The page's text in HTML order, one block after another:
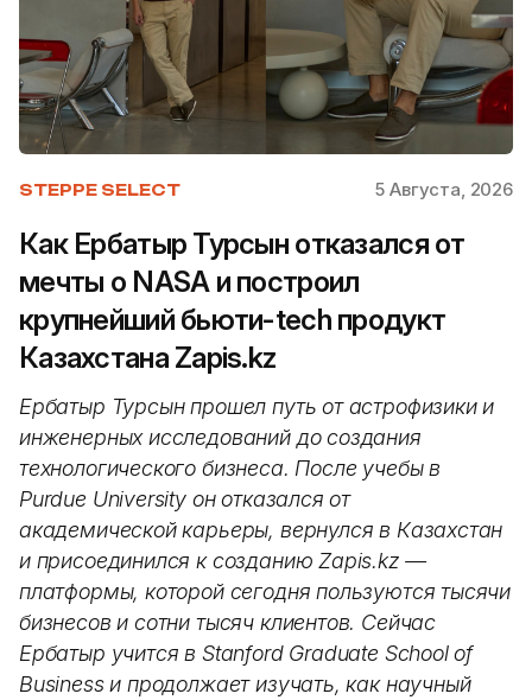
STEPPE SELECT 5 Августа, 2026
Как Ербатыр Турсын отказался от
мечты о NASA и построил
крупнейший бьюти-tech продукт
Казахстана Zapis.kz
Ербатыр Турсын прошел путь от астрофизики и
инженерных исследований до создания
технологического бизнеса. После учебы в
Purdue University он отказался от
академической карьеры, вернулся в Казахстан
и присоединился к созданию Zapis.kz —
платформы, которой сегодня пользуются тысячи
бизнесов и сотни тысяч клиентов. Сейчас
Ербатыр учится в Stanford Graduate School of
Business и продолжает изучать, как научный